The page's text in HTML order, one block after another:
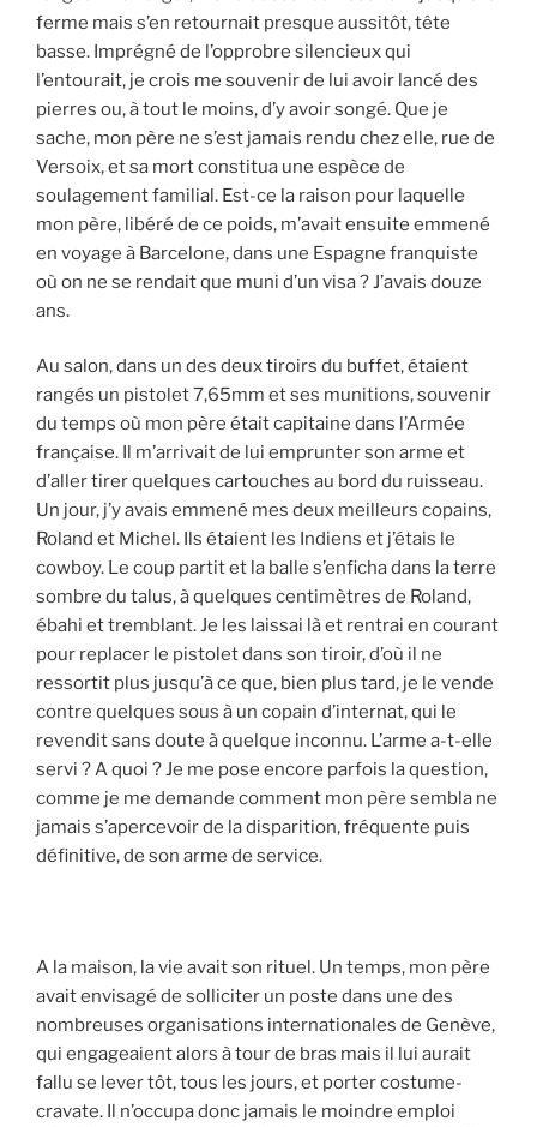
ferme mais s’en retournait presque aussitôt, tête
basse. Imprégné de l’opprobre silencieux qui
l’entourait, je crois me souvenir de lui avoir lancé des
pierres ou, à tout le moins, d’y avoir songé. Que je
sache, mon père ne s’est jamais rendu chez elle, rue de
Versoix, et sa mort constitua une espèce de
soulagement familial. Est-ce la raison pour laquelle
mon père, libéré de ce poids, m’avait ensuite emmené
en voyage à Barcelone, dans une Espagne franquiste
où on ne se rendait que muni d’un visa ? J’avais douze
ans.
Au salon, dans un des deux tiroirs du buffet, étaient
rangés un pistolet 7,65mm et ses munitions, souvenir
du temps où mon père était capitaine dans l’Armée
française. Il m’arrivait de lui emprunter son arme et
d’aller tirer quelques cartouches au bord du ruisseau.
Un jour, j’y avais emmené mes deux meilleurs copains,
Roland et Michel. Ils étaient les Indiens et j’étais le
cowboy. Le coup partit et la balle s’enficha dans la terre
sombre du talus, à quelques centimètres de Roland,
ébahi et tremblant. Je les laissai là et rentrai en courant
pour replacer le pistolet dans son tiroir, d’où il ne
ressortit plus jusqu’à ce que, bien plus tard, je le vende
contre quelques sous à un copain d’internat, qui le
revendit sans doute à quelque inconnu. L’arme a-t-elle
servi ? A quoi ? Je me pose encore parfois la question,
comme je me demande comment mon père sembla ne
jamais s’apercevoir de la disparition, fréquente puis
définitive, de son arme de service.
A la maison, la vie avait son rituel. Un temps, mon père
avait envisagé de solliciter un poste dans une des
nombreuses organisations internationales de Genève,
qui engageaient alors à tour de bras mais il lui aurait
fallu se lever tôt, tous les jours, et porter costume-
cravate. Il n’occupa donc jamais le moindre emploi